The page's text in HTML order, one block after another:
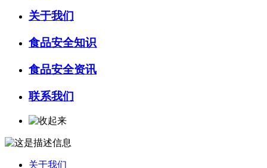
关于我们
食品安全知识
食品安全资讯
联系我们
关于我们